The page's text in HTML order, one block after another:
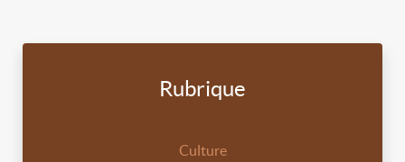
Rubrique
Culture